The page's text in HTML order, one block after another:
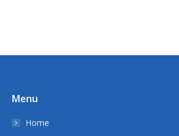
Menu
Home